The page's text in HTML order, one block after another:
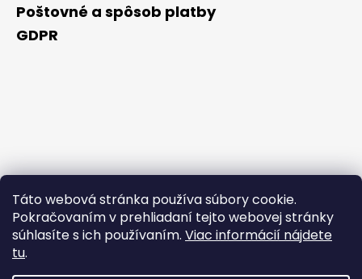
Táto webová stránka používa súbory cookie.
Pokračovaním v prehliadaní tejto webovej stránky
súhlasíte s ich používaním. Viac informácií nájdete
tu.
Poštovné a spôsob platby
GDPR